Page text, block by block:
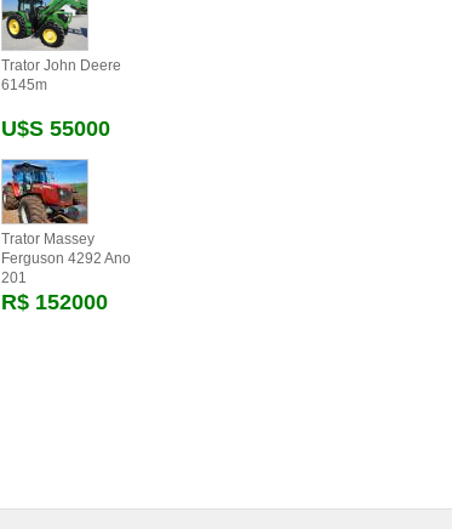
Trator John Deere
6145m
U$s 55000
Trator Massey
Ferguson 4292 Ano
201
R$ 152000